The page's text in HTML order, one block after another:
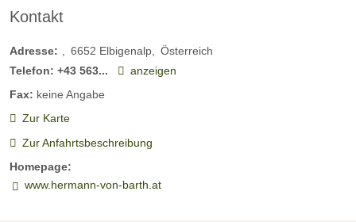
Kontakt
Adresse: 6652 Elbigenalp
Österreich
Telefon: +43 563...
anzeigen
Fax: keine Angabe
Zur Karte
Zur Anfahrtsbeschreibung
Homepage:
www.hermann-von-barth.at